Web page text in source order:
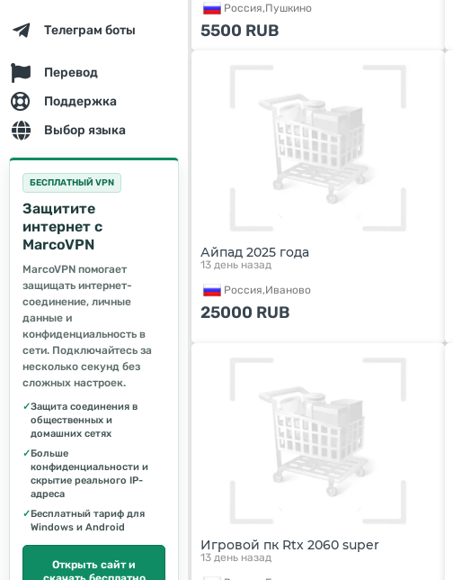
Телеграм боты
Перевод
Поддержка
Выбор языка
БЕСПЛАТНЫЙ VPN
Защитите
интернет с
MarcoVPN
MarcoVPN помогает
защищать интернет-
соединение, личные
данные и
конфиденциальность в
сети. Подключайтесь за
несколько секунд без
сложных настроек.
✓Защита соединения в
общественных и
домашних сетях
✓Больше
конфиденциальности и
скрытие реального IP-
адреса
✓Бесплатный тариф для
Windows и Android
Открыть сайт и
Россия,Пушкино
5500 RUB
Айпад 2025 года
13 день назад
Россия,Иваново
25000 RUB
Игровой пк Rtx 2060 super
13 день назад